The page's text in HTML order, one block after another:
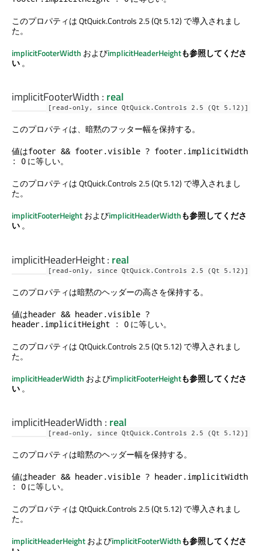
このプロパティは QtQuick.Controls 2.5 (Qt 5.12) で導入されまし
た。
implicitFooterWidth およびimplicitHeaderHeightも参照してくださ
い。
implicitFooterWidth : real
[read-only, since QtQuick.Controls 2.5 (Qt 5.12)]
このプロパティは、暗黙のフッター幅を保持する。
値はfooter && footer.visible ? footer.implicitWidth
: 0 に等しい。
このプロパティは QtQuick.Controls 2.5 (Qt 5.12) で導入されまし
た。
implicitFooterHeightおよびimplicitHeaderWidthも参照してくださ
い。
implicitHeaderHeight: real
[read-only, since QtQuick.Controls 2.5 (Qt 5.12)]
このプロパティは暗黙のヘッダーの高さを保持する。
値はheader && header.visible ?
header.implicitHeight : 0 に等しい。
このプロパティは QtQuick.Controls 2.5 (Qt 5.12) で導入されまし
た。
implicitHeaderWidth およびimplicitFooterHeightも参照してくださ
い。
implicitHeaderWidth : real
[read-only, since QtQuick.Controls 2.5 (Qt 5.12)]
このプロパティは暗黙のヘッダー幅を保持する。
値はheader && header.visible ? header.implicitWidth
: 0 に等しい。
このプロパティは QtQuick.Controls 2.5 (Qt 5.12) で導入されまし
た。
implicitHeaderHeightおよびimplicitFooterWidthも参照してくださ